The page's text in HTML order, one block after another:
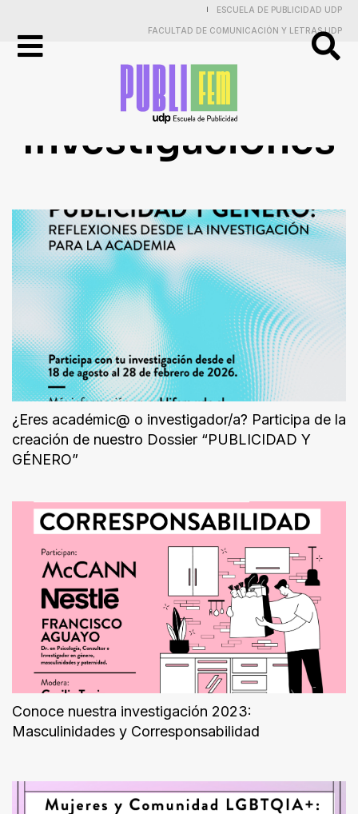
ESCUELA DE PUBLICIDAD UDP
FACULTAD DE COMUNICACIÓN Y LETRAS UDP
Publicidad
Práctica
y
Proyectos
Investigaciones
Entrevistas
Sociedad
Videos
Podcast
somos
Contacto
Investigaciones
¿Eres académic@ o investigador/a? Participa de la
creación de nuestro Dossier “PUBLICIDAD Y
GÉNERO”
Conoce nuestra investigación 2023:
Masculinidades y Corresponsabilidad